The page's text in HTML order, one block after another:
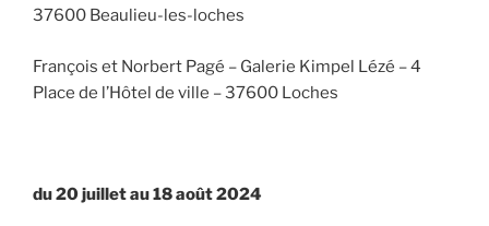
37600 Beaulieu-les-loches
François et Norbert Pagé – Galerie Kimpel Lézé – 4
Place de l’Hôtel de ville – 37600 Loches
du 20 juillet au 18 août 2024